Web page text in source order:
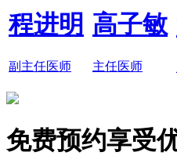
程进明
副主任医师
高子敏
主任医师
免费预约享受